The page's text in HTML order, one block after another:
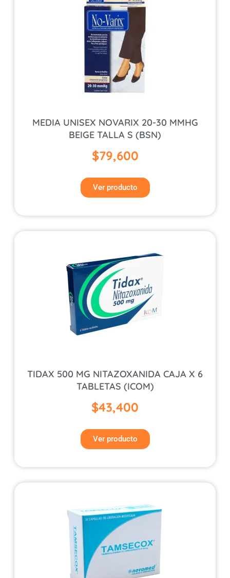
MEDIA UNISEX NOVARIX 20-30 MMHG
BEIGE TALLA S (BSN)
$79,600
Ver producto
TIDAX 500 MG NITAZOXANIDA CAJA X 6
TABLETAS (ICOM)
$43,400
Ver producto